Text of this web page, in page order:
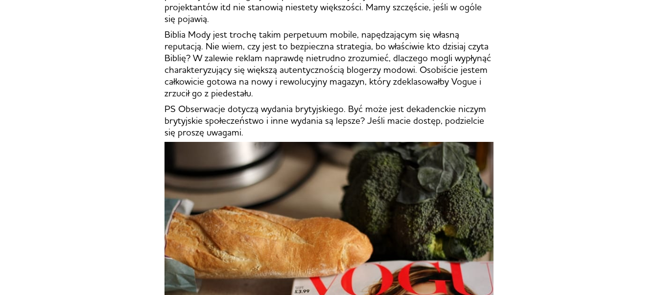
projektantów itd nie stanowią niestety większości. Mamy szczęście, jeśli w ogóle
się pojawią.
Biblia Mody jest trochę takim perpetuum mobile, napędzającym się własną
reputacją. Nie wiem, czy jest to bezpieczna strategia, bo właściwie kto dzisiaj czyta
Biblię? W zalewie reklam naprawdę nietrudno zrozumieć, dlaczego mogli wypłynąć
charakteryzujący się większą autentycznością blogerzy modowi. Osobiście jestem
całkowicie gotowa na nowy i rewolucyjny magazyn, który zdeklasowałby Vogue i
zrzucił go z piedestału.
PS Obserwacje dotyczą wydania brytyjskiego. Być może jest dekadenckie niczym
brytyjskie społeczeństwo i inne wydania są lepsze? Jeśli macie dostęp, podzielcie
się proszę uwagami.